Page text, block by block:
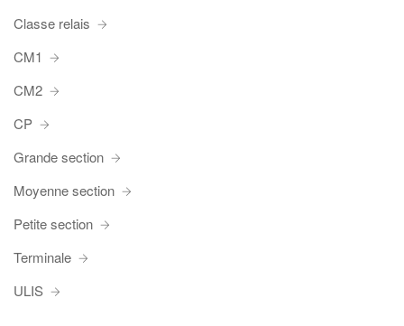
Classe relais
CM1
CM2
CP
Grande section
Moyenne section
Petite section
Terminale
ULIS